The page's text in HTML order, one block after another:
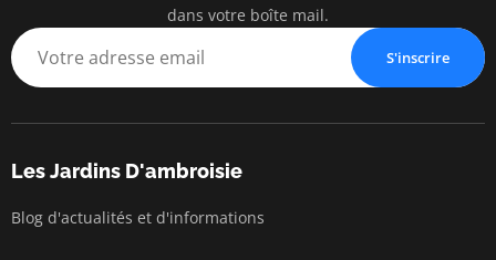
dans votre boîte mail.
S'inscrire
Les Jardins D'ambroisie
Blog d'actualités et d'informations